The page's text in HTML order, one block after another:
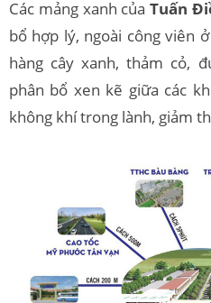
Các mảng xanh củaTuấn
bổ hợp lý, ngoài công viên
hàng cây xanh, thảm cỏ,
phân bổ xen kẽ giữa các
không khí trong lành, giảm